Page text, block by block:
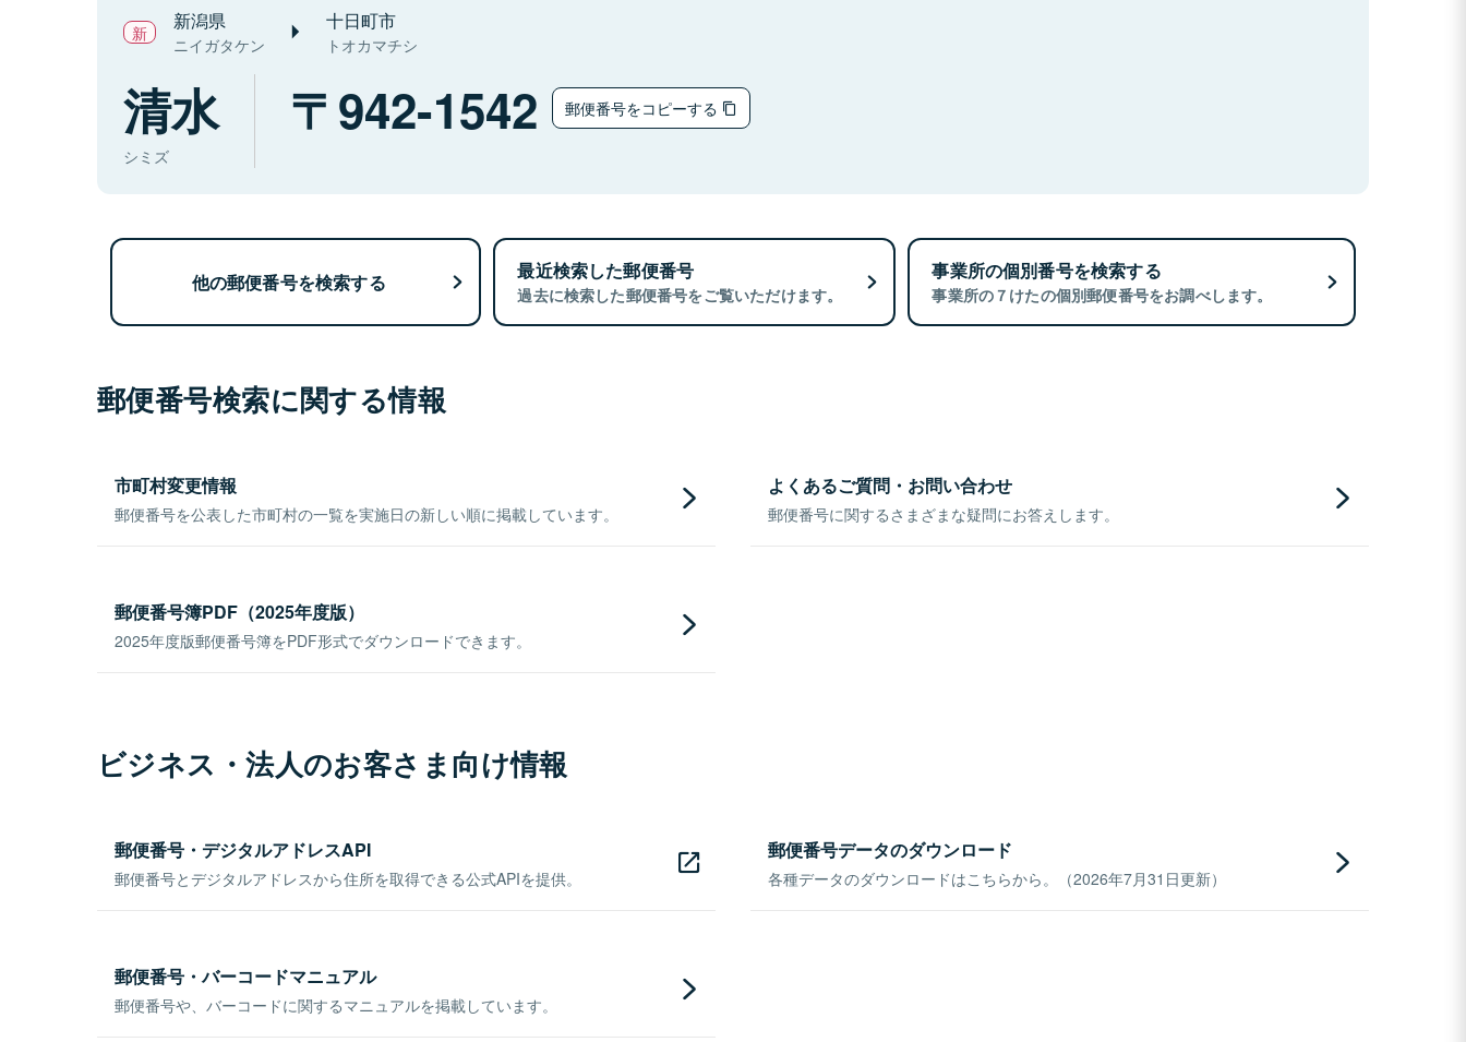
新潟県
ニイガタケン
十日町市
トオカマチシ
清水
シミズ
942-1542 郵便番号をコピーする
他の郵便番号を検索する 最近検索した郵便番号
過去に検索した郵便番号をご覧いただけます。
事業所の個別番号を検索する
事業所の７けたの個別郵便番号をお調べします。
郵便番号検索に関する情報
市町村変更情報
郵便番号を公表した市町村の一覧を実施日の新しい順に掲載しています。
よくあるご質問・お問い合わせ
郵便番号に関するさまざまな疑問にお答えします。
郵便番号簿PDF（2025年度版）
2025年度版郵便番号簿をPDF形式でダウンロードできます。
ビジネス・法人のお客さま向け情報
郵便番号・デジタルアドレスAPI
郵便番号とデジタルアドレスから住所を取得できる公式APIを提供。
郵便番号データのダウンロード
各種データのダウンロードはこちらから。（2026年7月31日更新）
郵便番号・バーコードマニュアル
郵便番号や、バーコードに関するマニュアルを掲載しています。